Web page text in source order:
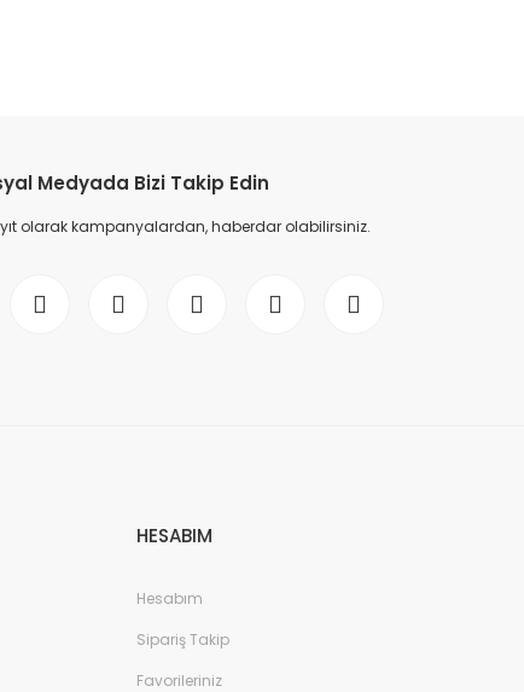
Medyada Bizi Takip Edin
olarak kampanyalardan, haberdar olabilirsiniz.
HESABIM
Hesabım
Sipariş Takip
Favorileriniz